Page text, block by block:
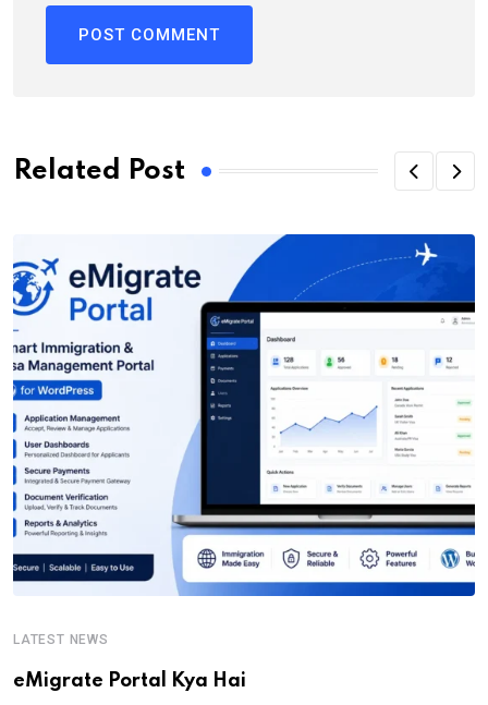
Related Post
LATEST NEWS
eMigrate Portal Kya Hai